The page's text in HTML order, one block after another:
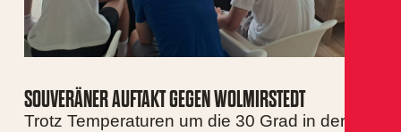
SOUVERÄNER AUFTAKT GEGEN WOLMIRSTEDT
Trotz Temperaturen um die 30 Grad in der